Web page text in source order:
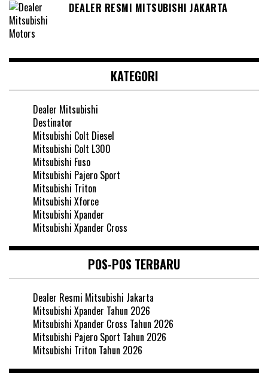
DEALER RESMI MITSUBISHI JAKARTA
KATEGORI
Dealer Mitsubishi
Destinator
Mitsubishi Colt Diesel
Mitsubishi Colt L300
Mitsubishi Fuso
Mitsubishi Pajero Sport
Mitsubishi Triton
Mitsubishi Xforce
Mitsubishi Xpander
Mitsubishi Xpander Cross
POS-POS TERBARU
Dealer Resmi Mitsubishi Jakarta
Mitsubishi Xpander Tahun 2026
Mitsubishi Xpander Cross Tahun 2026
Mitsubishi Pajero Sport Tahun 2026
Mitsubishi Triton Tahun 2026